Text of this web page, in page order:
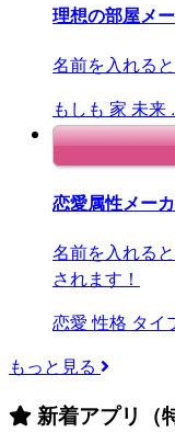
理想の部屋メ
名前を入れる
もしも 家 未来
恋愛属性メー
名前を入れる
されます！
恋愛 性格 タイ
もっと見る
新着アプリ（